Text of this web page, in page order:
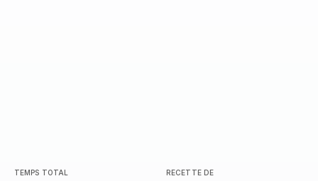
TEMPS TOTAL RECETTE DE